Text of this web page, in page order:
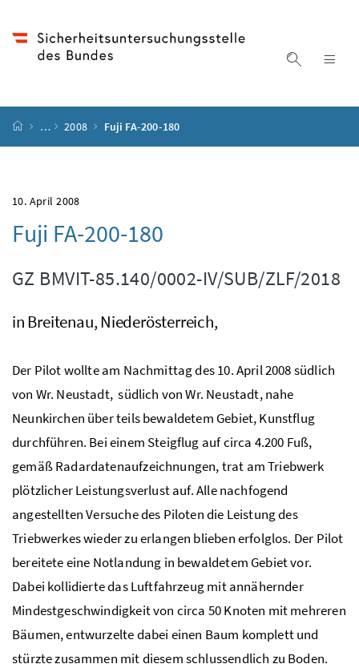
Suche
Startseite
… 2008 Fuji FA-200-180
10. April 2008
Fuji FA-200-180
GZ BMVIT-85.140/0002-IV/SUB/ZLF/2018
in Breitenau, Niederösterreich,
Der Pilot wollte am Nachmittag des 10. April 2008 südlich
von Wr. Neustadt, südlich von Wr. Neustadt, nahe
Neunkirchen über teils bewaldetem Gebiet, Kunstflug
durchführen. Bei einem Steigflug auf circa 4.200 Fuß,
gemäß Radardatenaufzeichnungen, trat am Triebwerk
plötzlicher Leistungsverlust auf. Alle nachfogend
angestellten Versuche des Piloten die Leistung des
Triebwerkes wieder zu erlangen blieben erfolglos. Der Pilot
bereitete eine Notlandung in bewaldetem Gebiet vor.
Dabei kollidierte das Luftfahrzeug mit annähernder
Mindestgeschwindigkeit von circa 50 Knoten mit mehreren
Bäumen, entwurzelte dabei einen Baum komplett und
stürzte zusammen mit diesem schlussendlich zu Boden.